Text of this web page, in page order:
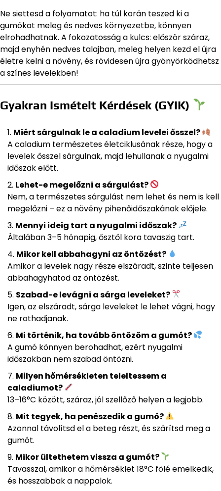
Ne siettesd a folyamatot: ha túl korán teszed ki a
gumókat meleg és nedves környezetbe, könnyen
elrohadhatnak. A fokozatosság a kulcs: először száraz,
majd enyhén nedves talajban, meleg helyen kezd el újra
életre kelni a növény, és rövidesen újra gyönyörködhetsz
a színes levelekben!
Gyakran Ismételt Kérdések (GYIK)
Miért sárgulnak le a caladium levelei ősszel?
A caladium természetes életciklusának része, hogy a
levelek ősszel sárgulnak, majd lehullanak a nyugalmi
időszak előtt.
Lehet-e megelőzni a sárgulást?
Nem, a természetes sárgulást nem lehet és nem is kell
megelőzni – ez a növény pihenőidőszakának előjele.
Mennyi ideig tart a nyugalmi időszak?
Általában 3–5 hónapig, ősztől kora tavaszig tart.
Mikor kell abbahagyni az öntözést?
Amikor a levelek nagy része elszáradt, szinte teljesen
abbahagyhatod az öntözést.
Szabad-e levágni a sárga leveleket?
Igen, az elszáradt, sárga leveleket le lehet vágni, hogy
ne rothadjanak.
Mi történik, ha tovább öntözöm a gumót?
A gumó könnyen berohadhat, ezért nyugalmi
időszakban nem szabad öntözni.
Milyen hőmérsékleten teleltessem a
caladiumot?
13–16°C között, száraz, jól szellőző helyen a legjobb.
Mit tegyek, ha penészedik a gumó?
Azonnal távolítsd el a beteg részt, és szárítsd meg a
gumót.
Mikor ültethetem vissza a gumót?
Tavasszal, amikor a hőmérséklet 18°C fölé emelkedik,
és hosszabbak a nappalok.